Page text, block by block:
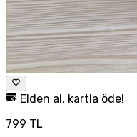
Elden al, kartla öde!
799 TL